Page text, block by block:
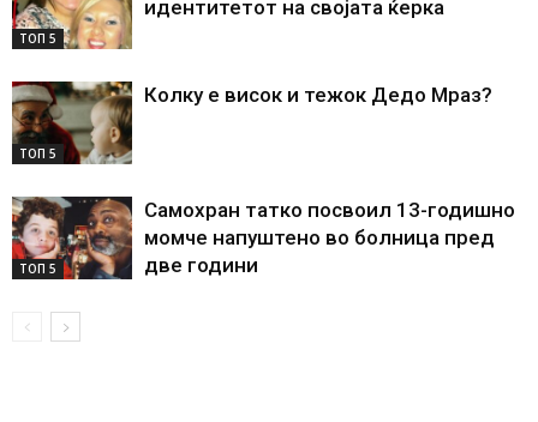
ТОП 5
идентитетот на својата ќерка
ТОП 5
Колку е висок и тежок Дедо Мраз?
ТОП 5
Самохран татко посвоил 13-годишно
момче напуштено во болница пред
две години